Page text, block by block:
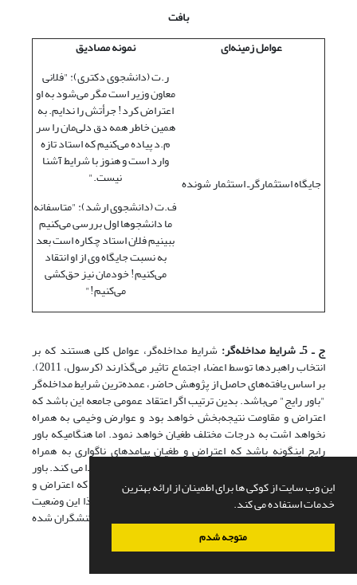
این وب سایت از کوکی ها برای اطمینان از ارائه بهترین
خدمات استفاده می کند.
متوجه شدم
بافت
عوامل زمینه‌ای
نمونه مصادیق
جایگاه استثمارگرـ استثمار شونده
ر.ت (دانشجوی دکتری): "فلانی
معاون وزیر است مگر می‌شود به او
اعتراض کرد! جرأتش را ندایم. به
همین خاطر همه دق دلی‌مان را سر
م.د پیاده می‌کنیم که استاد تازه
وارد است و هنوز با شرایط آشنا
نیست."
ف.ت (دانشجوی ارشد): "متاسفانه
ما دانشجوها اول بررسی می‌‌کنیم
ببینیم فلان استاد چکاره است بعد
به نسبت جایگاه وی از او انتقاد
می‌کنیم! خودمان نیز حق‌کشی
می‌کنیم!"
ج ـ 5ـ شرایط مداخله‌گر: شرایط مداخله‌گر، عوامل کلی هستند که بر
انتخاب راهبردها توسط اعضاء اجتماع تاثیر می‌گذارند (کرسول، 2011).
بر اساس یافته‌های حاصل از پژوهش حاضر، عمده‌ترین شرایط مداخله‌گر
"باور رایج" می‌باشد. بدین ترتیب اگر اعتقاد عمومی جامعه این باشد که
اعتراض و مقاومت نتیجه‌بخش خواهد بود و عوارض وخیمی به همراه
نخواهد اشت به درجات مختلف طغیان خواهد نمود. اما هنگامیکه باور
رایج اینگونه باشد که اعتراض و طغیان پیامدهای ناگواری به همراه
خواهد داشت، بیشتر به سمت انقیاد و پذیرش گرایش پیدا می‌ کند. باور
موجود در بین دانشجویان بر این مفروضه استوار است که اعتراض و
مقاومت منجر به پیامدهایی وخیم برای آنها خواهد شد. لذا این وضعیت
در بین برخی کنشگران شده
است: وضعیت همین است و هیچ تغییری نخواهد کرد!